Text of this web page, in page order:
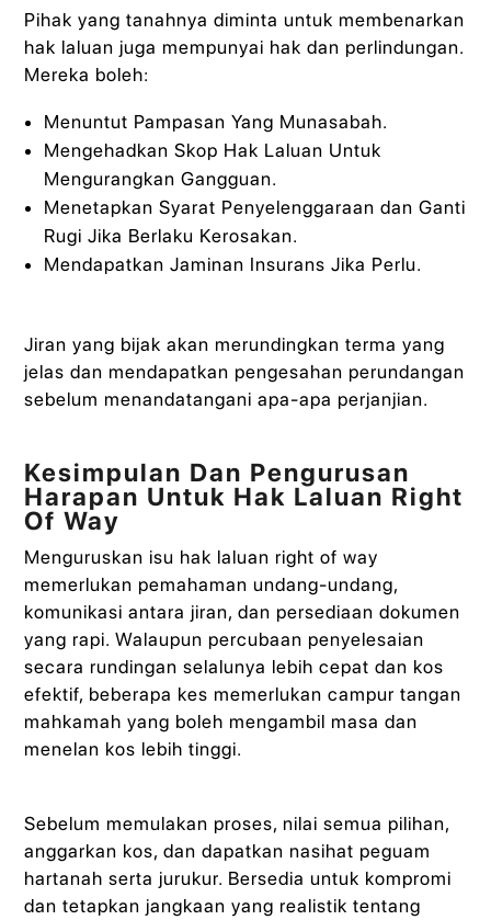
Pihak yang tanahnya diminta untuk membenarkan
hak laluan juga mempunyai hak dan perlindungan.
Mereka boleh:
Menuntut Pampasan Yang Munasabah.
Mengehadkan Skop Hak Laluan Untuk
Mengurangkan Gangguan.
Menetapkan Syarat Penyelenggaraan dan Ganti
Rugi Jika Berlaku Kerosakan.
Mendapatkan Jaminan Insurans Jika Perlu.
Jiran yang bijak akan merundingkan terma yang
jelas dan mendapatkan pengesahan perundangan
sebelum menandatangani apa-apa perjanjian.
Kesimpulan Dan Pengurusan
Harapan Untuk Hak Laluan Right
Of Way
Menguruskan isu hak laluan right of way
memerlukan pemahaman undang-undang,
komunikasi antara jiran, dan persediaan dokumen
yang rapi. Walaupun percubaan penyelesaian
secara rundingan selalunya lebih cepat dan kos
efektif, beberapa kes memerlukan campur tangan
mahkamah yang boleh mengambil masa dan
menelan kos lebih tinggi.
Sebelum memulakan proses, nilai semua pilihan,
anggarkan kos, dan dapatkan nasihat peguam
hartanah serta jurukur. Bersedia untuk kompromi
dan tetapkan jangkaan yang realistik tentang